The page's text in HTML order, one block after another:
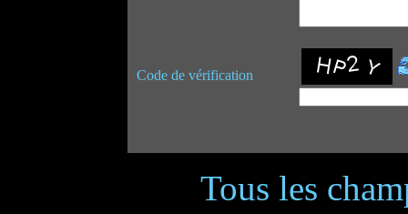
Code de vérification
Tous les